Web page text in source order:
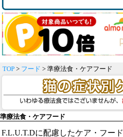
TOP > フード > 準療法食・ケアフード
準療法食・ケアフード
F.L.U.T.Dに配慮したケア・フード